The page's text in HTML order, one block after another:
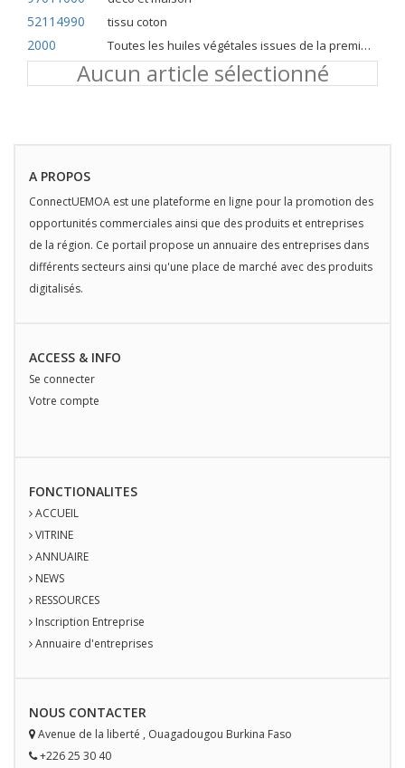
52114990 tissu coton
2000 Toutes les huiles végétales issues de la première pression à froid
Aucun article sélectionné
A PROPOS
ConnectUEMOA est une plateforme en ligne pour la promotion des
opportunités commerciales ainsi que des produits et entreprises
de la région. Ce portail propose un annuaire des entreprises dans
différents secteurs ainsi qu'une place de marché avec des produits
digitalisés.
ACCESS & INFO
Se connecter
Votre compte
FONCTIONALITES
ACCUEIL
VITRINE
ANNUAIRE
NEWS
RESSOURCES
Inscription Entreprise
Annuaire d'entreprises
NOUS CONTACTER
Avenue de la liberté , Ouagadougou Burkina Faso
+226 25 30 40